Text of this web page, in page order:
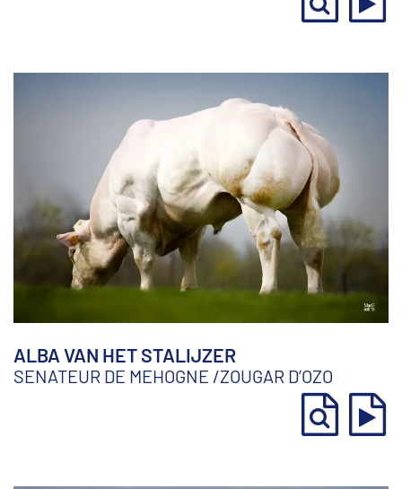
ALBA VAN HET STALIJZER
SENATEUR DE MEHOGNE /ZOUGAR D’OZO